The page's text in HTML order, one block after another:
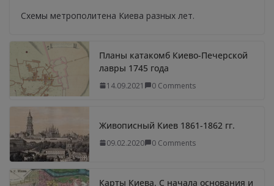
Схемы метрополитена Киева разных лет.
Планы катакомб Киево-Печерской
лавры 1745 года
14.09.2021 0 Comments
Живописный Киев 1861-1862 гг.
09.02.2020 0 Comments
Карты Киева. С начала основания и